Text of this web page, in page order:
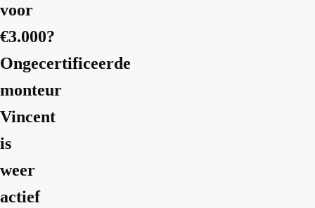
voor
€3.000?
Ongecertificeerde
monteur
Vincent
is
weer
actief